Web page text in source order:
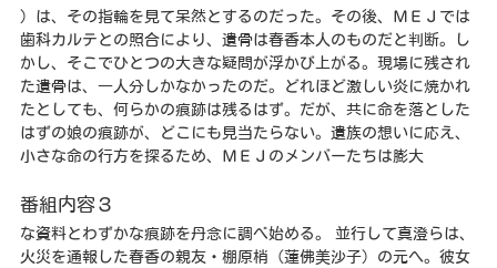
）は、その指輪を見て呆然とするのだった。その後、ＭＥＪでは
歯科カルテとの照合により、遺骨は春香本人のものだと判断。し
かし、そこでひとつの大きな疑問が浮かび上がる。現場に残され
た遺骨は、一人分しかなかったのだ。どれほど激しい炎に焼かれ
たとしても、何らかの痕跡は残るはず。だが、共に命を落とした
はずの娘の痕跡が、どこにも見当たらない。遺族の想いに応え、
小さな命の行方を探るため、ＭＥＪのメンバーたちは膨大
番組内容３
な資料とわずかな痕跡を丹念に調べ始める。 並行して真澄らは、
火災を通報した春香の親友・棚原梢（蓮佛美沙子）の元へ。彼女